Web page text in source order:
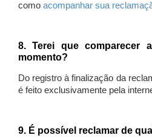
como acompanhar sua
8. Terei que comparecer
momento?
Do registro à finalização da
é feito exclusivamente pela
9. É possível reclamar de